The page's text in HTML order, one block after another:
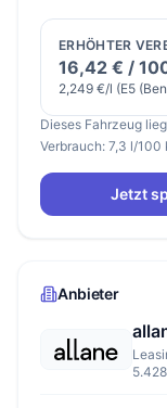
ERHÖHTER
16,42 € /
2,249 €/l (E5
Dieses Fahrzeug
Verbrauch: 7,3 l/100
Jetzt
Anbieter